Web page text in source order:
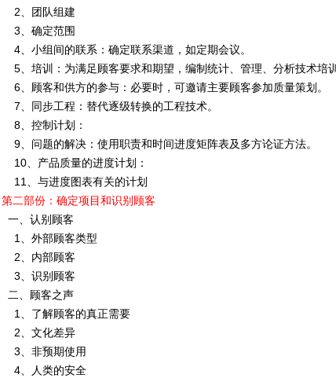
2、团队组建
3、确定范围
4、小组间的联系：确定联系渠道，如定期会议。
5、培训：为满足顾客要求和期望，编制统计、管理、分析技术培
6、顾客和供方的参与：必要时，可邀请主要顾客参加质量策划。
7、同步工程：替代逐级转换的工程技术。
8、控制计划：
9、问题的解决：使用职责和时间进度矩阵表及多方论证方法。
10、产品质量的进度计划：
11、与进度图表有关的计划
第二部份：确定项目和识别顾客
一、认别顾客
1、外部顾客类型
2、内部顾客
3、识别顾客
二、顾客之声
1、了解顾客的真正需要
2、文化差异
3、非预期使用
4、人类的安全